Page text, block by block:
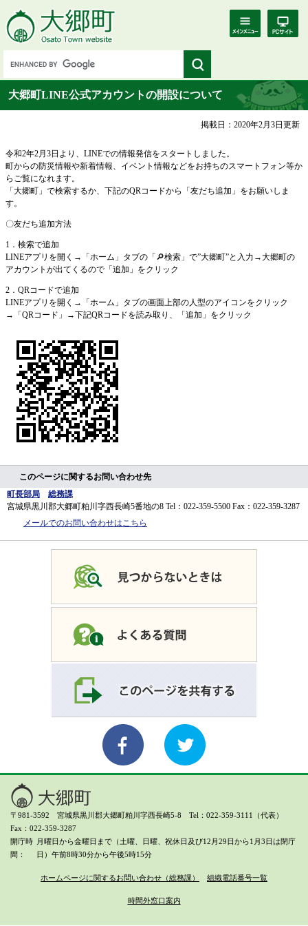
大郷町LINE公式アカウントの開設について
掲載日：2020年2月3日更新
令和2年2月3日より、LINEでの情報発信をスタートしました。
町からの防災情報や新着情報、イベント情報などをお持ちのスマートフォン等か
らご覧になれます。
「大郷町」で検索するか、下記のQRコードから「友だち追加」をお願いしま
す。
〇友だち追加方法
1．検索で追加
LINEアプリを開く→「ホーム」タブの「🔎検索」で”大郷町”と入力→大郷町の
アカウントが出てくるので「追加」をクリック
2．QRコードで追加
LINEアプリを開く→「ホーム」タブの画面上部の人型のアイコンをクリック
→「QRコード」→下記QRコードを読み取り、「追加」をクリック
このページに関するお問い合わせ先
町長部局
総務課
宮城県黒川郡大郷町粕川字西長崎5番地の8 Tel：022-359-5500 Fax：022-359-3287
メールでのお問い合わせはこちら
〒981-3592 宮城県黒川郡大郷町粕川字西長崎5-8 Tel：022-359-3111（代表）
Fax：022-359-3287
開庁時
間
月曜日から金曜日まで（土曜、日曜、祝休日及び12月29日から1月3日は閉庁
日） 午前8時30分から午後5時15分
ホームページに関するお問い合わせ（総務課） 組織電話番号一覧
時間外窓口案内